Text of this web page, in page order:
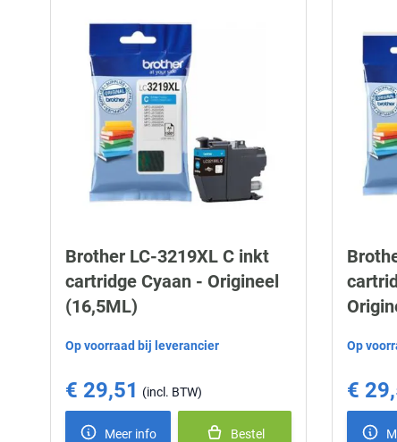
Brother LC-3219XL C inkt
cartridge Cyaan - Origineel
(16,5ML)
Op voorraad bij leverancier
€ 29,51
Meer info Bestel
Op
€